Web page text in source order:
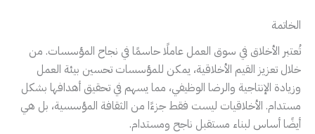
الخاتمة
تُعتبر الأخلاق في سوق العمل عاملًا حاسمًا في نجاح المؤسسات. من
خلال تعزيز القيم الأخلاقية، يمكن للمؤسسات تحسين بيئة العمل
وزيادة الإنتاجية والرضا الوظيفي، مما يسهم في تحقيق أهدافها بشكل
مستدام. الأخلاقيات ليست فقط جزءًا من الثقافة المؤسسية، بل هي
أيضًا أساس لبناء مستقبل ناجح ومستدام.